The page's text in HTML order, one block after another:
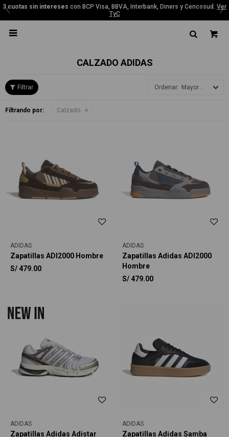
3 cuotas sin intereses con BCP Visa, BBVA, Interbank, Diners y Cencosud. Ver
TyC

CALZADO ADIDAS
Mayor precio
Filtrando por: Calzado
ADIDAS
Zapatillas ADI2000 Hombre
S/ 479.00
ADIDAS
Zapatillas Adidas ADI2000
Hombre
S/ 479.00
ADIDAS
Zapatillas Adidas Adistar
ADIDAS
Zapatillas Adidas Samba